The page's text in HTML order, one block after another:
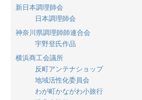
新日本調理師会
日本調理師会
神奈川県調理師師連合会
宇野登氏作品
横浜商工会議所
反町アンテナショップ
地域活性化委員会
わが町かながわ小旅行